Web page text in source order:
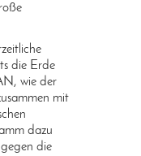
die Erde
wie der
mit
dazu
die